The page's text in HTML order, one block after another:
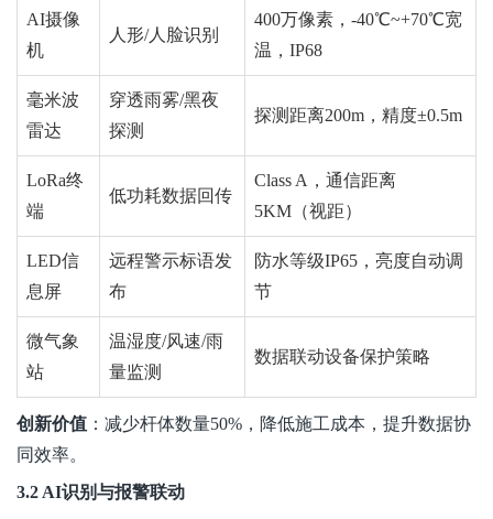
AI摄像
机
人形/人脸识别
400万像素，-40℃~+70℃宽
温，IP68
毫米波
雷达
穿透雨雾/黑夜
探测
探测距离200m，精度±0.5m
LoRa终
端
低功耗数据回传
Class A，通信距离
5KM（视距）
LED信
息屏
远程警示标语发
布
防水等级IP65，亮度自动调
节
微气象
站
温湿度/风速/雨
量监测
数据联动设备保护策略
创新价值 ：减少杆体数量50%，降低施工成本，提升数据协
同效率。
3.2 AI识别与报警联动